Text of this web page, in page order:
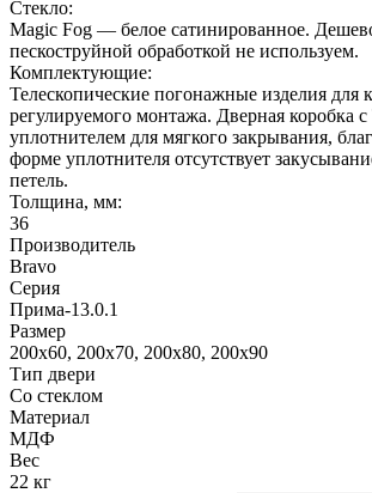
Стекло:
Magic Fog — белое сатинированное.
пескоструйной обработкой не используем.
Комплектующие:
Телескопические погонажные изделия для
регулируемого монтажа. Дверная коробка
уплотнителем для мягкого закрывания,
форме уплотнителя отсутствует
петель.
Толщина, мм:
36
Производитель
Bravo
Серия
Прима-13.0.1
Размер
200х60, 200х70, 200х80, 200х90
Тип двери
Со стеклом
Материал
МДФ
Вес
22 кг